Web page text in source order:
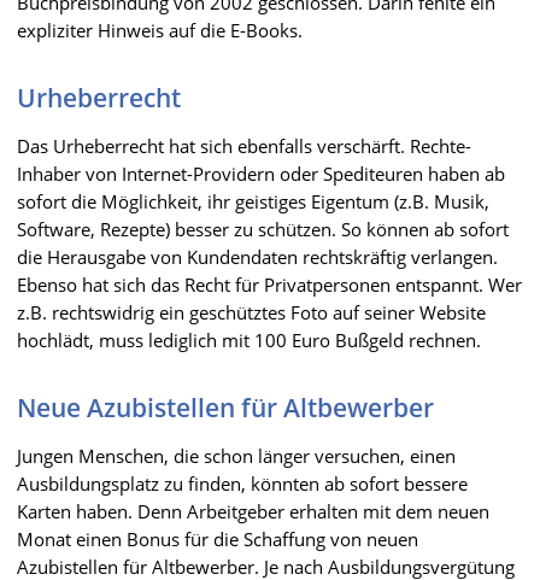
expliziter Hinweis auf die E-Books.
Urheberrecht
Das Urheberrecht hat sich ebenfalls verschärft. Rechte-
Inhaber von Internet-Providern oder Spediteuren haben ab
sofort die Möglichkeit, ihr geistiges Eigentum (z.B. Musik,
Software, Rezepte) besser zu schützen. So können ab sofort
die Herausgabe von Kundendaten rechtskräftig verlangen.
Ebenso hat sich das Recht für Privatpersonen entspannt. Wer
z.B. rechtswidrig ein geschütztes Foto auf seiner Website
hochlädt, muss lediglich mit 100 Euro Bußgeld rechnen.
Neue Azubistellen für Altbewerber
Jungen Menschen, die schon länger versuchen, einen
Ausbildungsplatz zu finden, könnten ab sofort bessere
Karten haben. Denn Arbeitgeber erhalten mit dem neuen
Monat einen Bonus für die Schaffung von neuen
Azubistellen für Altbewerber. Je nach Ausbildungsvergütung